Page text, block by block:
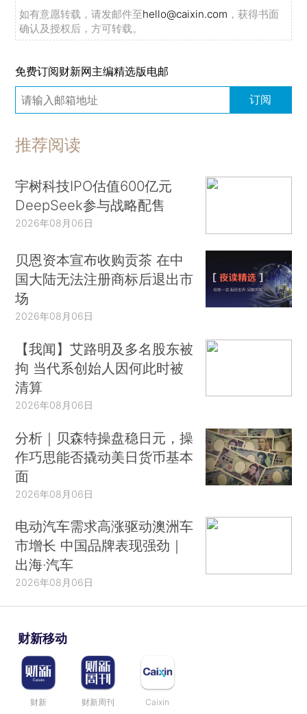
如有意愿转载，请发邮件至hello@caixin.com ，获得书面
确认及授权后，方可转载。
免费订阅财新网主编精选版电邮
订阅
推荐阅读
宇树科技IPO估值600亿元
DeepSeek参与战略配售
2026年08月06日
贝恩资本宣布收购贡茶 在中
国大陆无法注册商标后退出市
场
2026年08月06日
【我闻】艾路明及多名股东被
拘 当代系创始人因何此时被
清算
2026年08月06日
分析｜贝森特操盘稳日元，操
作巧思能否撬动美日货币基本
面
2026年08月06日
电动汽车需求高涨驱动澳洲车
市增长 中国品牌表现强劲｜
出海·汽车
2026年08月06日
财新移动
财新 财新周刊 Caixin